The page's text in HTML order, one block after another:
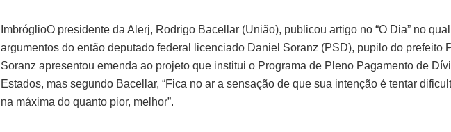
ImbróglioO presidente da Alerj, Rodrigo Bacellar (União), publicou artigo no “O Dia” no
argumentos do então deputado federal licenciado Daniel Soranz (PSD), pupilo do prefeito
Soranz apresentou emenda ao projeto que institui o Programa de Pleno Pagamento de
Estados, mas segundo Bacellar, “Fica no ar a sensação de que sua intenção é tentar
na máxima do quanto pior, melhor”.